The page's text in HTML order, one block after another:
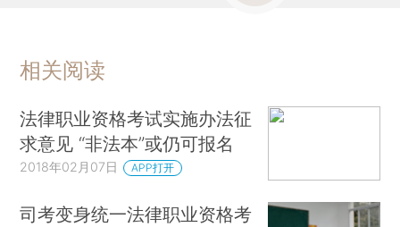
相关阅读
法律职业资格考试实施办法征
求意见 “非法本”或仍可报名
2018年02月07日 APP打开
司考变身统一法律职业资格考